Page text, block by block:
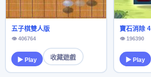
五子棋雙人版
👁 406764
▶ Play 收藏遊戲
寶石消除 4
👁 196390
▶ Play